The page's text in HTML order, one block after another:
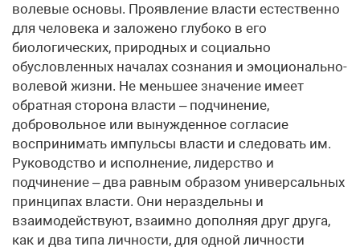
волевые основы. Проявление власти естественно
для человека и заложено глубоко в его
биологических, природных и социально
обусловленных началах сознания и эмоционально-
волевой жизни. Не меньшее значение имеет
обратная сторона власти – подчинение,
добровольное или вынужденное согласие
воспринимать импульсы власти и следовать им.
Руководство и исполнение, лидерство и
подчинение – два равным образом универсальных
принципах власти. Они нераздельны и
взаимодействуют, взаимно дополняя друг друга,
как и два типа личности, для одной личности